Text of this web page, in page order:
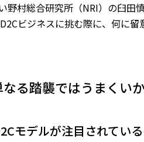
野村総合研究所（NRI）の臼田
ビジネスに挑む際に、何に留
る踏襲ではうまくい
モデルが注目されてい